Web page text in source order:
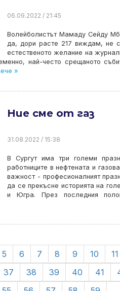
06.09.2022 / 21:45
Волейболистът Мамаду Сейду
да, дори расте 217 виждам, не
естественото желание на
най-често срещаното
»
Ние сме от газ
31.08.2022 / 15:38
В Сургут има три големи
работниците в нефтената и
важност - професионалният
да се прекъсне историята на
и Югра. През последния
5 6 7 8 9 10 11
37 38 39 40 41